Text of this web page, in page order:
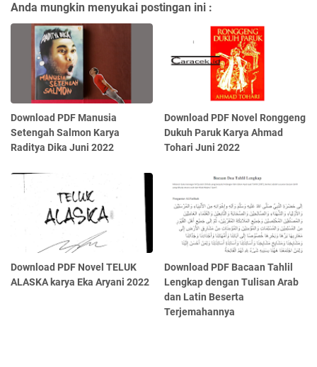
Anda mungkin menyukai postingan ini :
Download PDF Manusia
Setengah Salmon Karya
Raditya Dika Juni 2022
Download PDF Novel Ronggeng
Dukuh Paruk Karya Ahmad
Tohari Juni 2022
Download PDF Novel TELUK
ALASKA karya Eka Aryani 2022
Download PDF Bacaan Tahlil
Lengkap dengan Tulisan Arab
dan Latin Beserta
Terjemahannya